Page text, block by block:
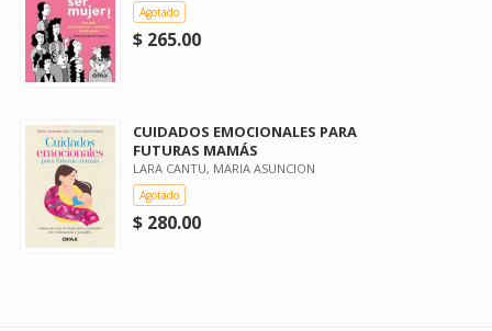
Agotado
$ 265.00
CUIDADOS EMOCIONALES PARA
FUTURAS MAMÁS
LARA CANTU, MARIA ASUNCION
Agotado
$ 280.00